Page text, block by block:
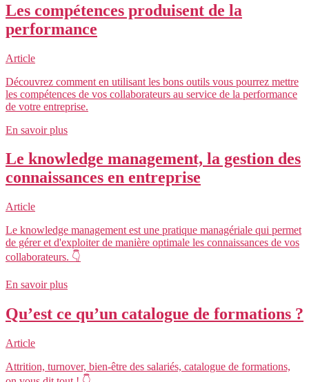
Les compétences produisent de la
performance
Article
Découvrez comment en utilisant les bons outils vous pourrez mettre
les compétences de vos collaborateurs au service de la performance
de votre entreprise.
En savoir plus
Le knowledge management, la gestion des
connaissances en entreprise
Article
Le knowledge management est une pratique managériale qui permet
de gérer et d'exploiter de manière optimale les connaissances de vos
collaborateurs. 👇
En savoir plus
Qu’est ce qu’un catalogue de formations ?
Article
Attrition, turnover, bien-être des salariés, catalogue de formations,